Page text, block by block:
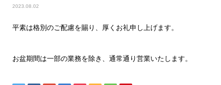
2023.08.02
平素は格別のご配慮を賜り、厚くお礼申し上げます。
お盆期間は一部の業務を除き、通常通り営業いたします。